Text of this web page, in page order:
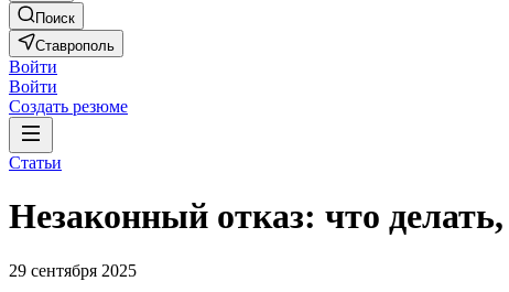
Поиск
Ставрополь
Войти
Войти
Создать резюме
Статьи
Незаконный отказ: что
29 сентября 2025